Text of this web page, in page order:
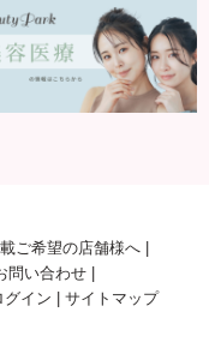
ご希望の店舗様へ
問い合わせ
グイン サイトマップ